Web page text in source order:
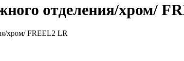
отделения/хром/